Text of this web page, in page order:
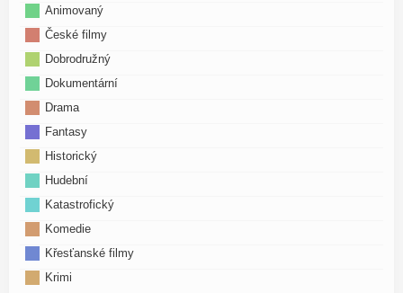
Animovaný
České filmy
Dobrodružný
Dokumentární
Drama
Fantasy
Historický
Hudební
Katastrofický
Komedie
Křesťanské filmy
Krimi